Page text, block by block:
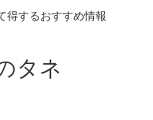
得するおすすめ情報
タネ